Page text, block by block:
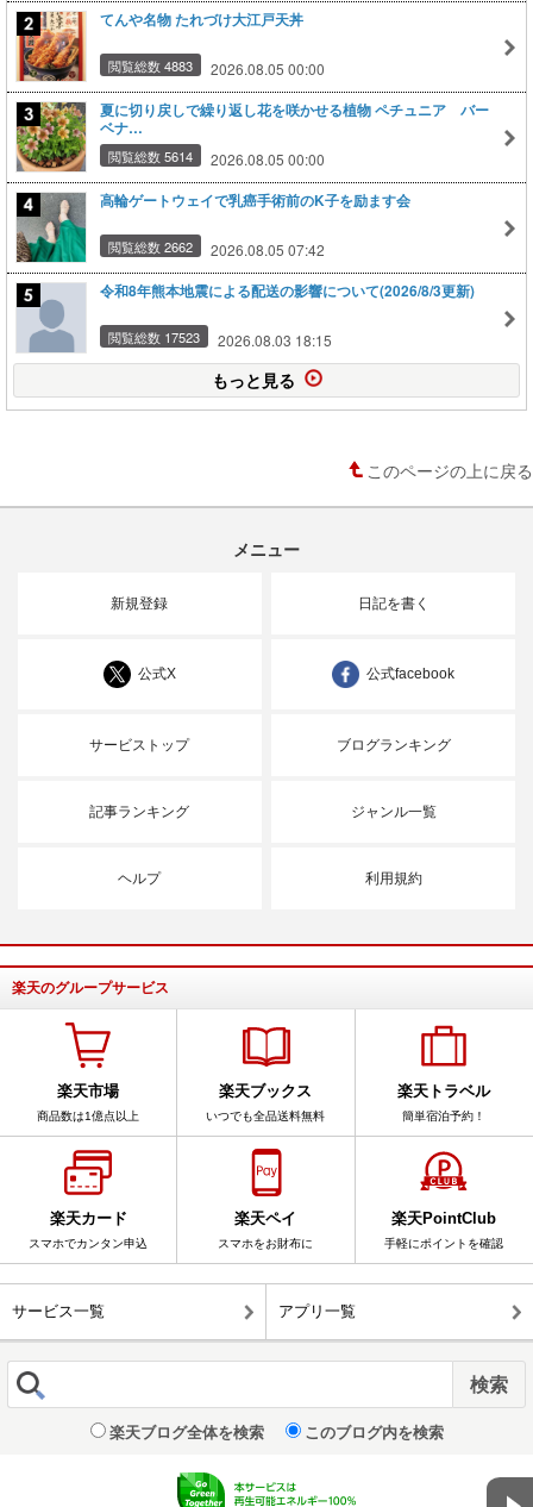
てんや名物 たれづけ大江戸天丼
閲覧総数 4883 2026.08.05 00:00
夏に切り戻しで繰り返し花を咲かせる植物 ペチュニア バー
ベナ…
閲覧総数 5614 2026.08.05 00:00
高輪ゲートウェイで乳癌手術前のK子を励ます会
閲覧総数 2662 2026.08.05 07:42
令和8年熊本地震による配送の影響について(2026/8/3更新)
閲覧総数 17523 2026.08.03 18:15
もっと見る
このページの上に戻る
メニュー
新規登録 日記を書く
公式X 公式facebook
サービストップ ブログランキング
記事ランキング ジャンル一覧
ヘルプ 利用規約
楽天のグループサービス
楽天市場
商品数は1億点以上
楽天ブックス
いつでも全品送料無料
楽天トラベル
簡単宿泊予約！
楽天カード
スマホでカンタン申込
楽天ペイ
スマホをお財布に
楽天PointClub
手軽にポイントを確認
サービス一覧 アプリ一覧
楽天ブログ全体を検索 このブログ内を検索